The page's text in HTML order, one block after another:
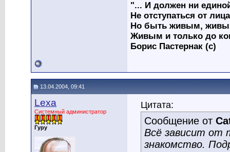
"... И должен ни
Не отступаться от
Но быть живым,
Живым и только до
Борис Пастернак (с)
13.04.2004, 09:41
Lexa
Системный администратор
Гуру
Цитата:
Сообщение от
Всё зависит от
знакомство.